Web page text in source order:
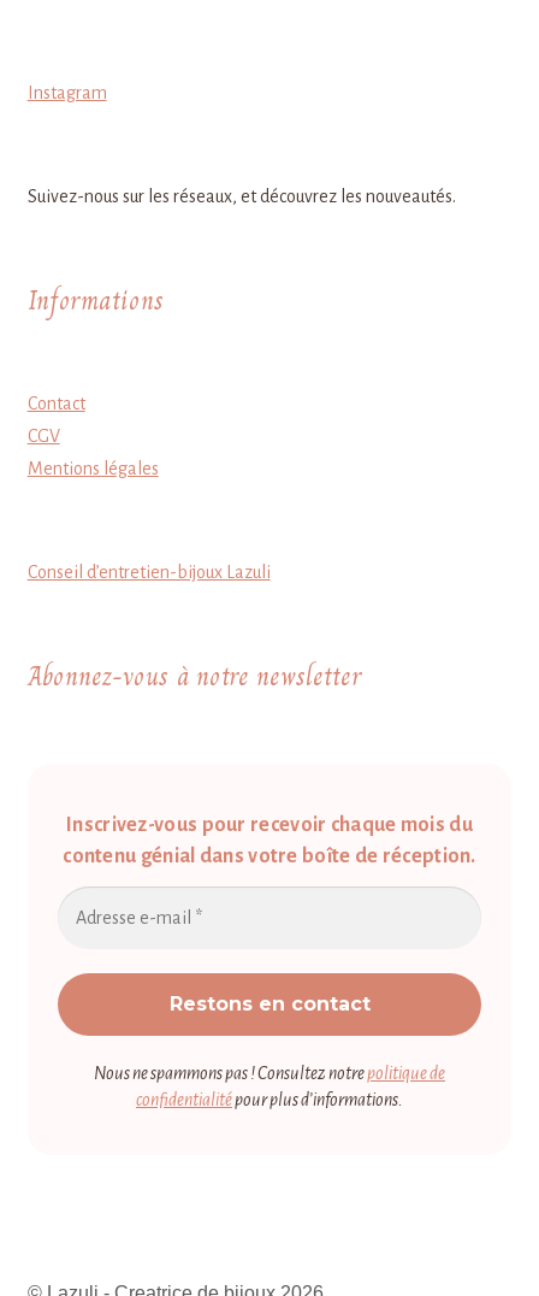
Instagram
Suivez-nous sur les réseaux, et découvrez les nouveautés.
Informations
Contact
CGV
Mentions légales
Conseil d’entretien-bijoux Lazuli
Abonnez-vous à notre newsletter
Inscrivez-vous pour recevoir chaque mois du
contenu génial dans votre boîte de réception.
Nous ne spammons pas ! Consultez notrepolitique de
confidentialitépour plus d’informations.